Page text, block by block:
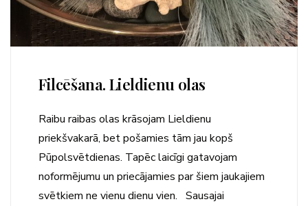
Filcēšana. Lieldienu olas
Raibu raibas olas krāsojam Lieldienu
priekšvakarā, bet pošamies tām jau kopš
Pūpolsvētdienas. Tapēc laicīgi gatavojam
noformējumu un priecājamies par šiem jaukajiem
svētkiem ne vienu dienu vien. Sausajai